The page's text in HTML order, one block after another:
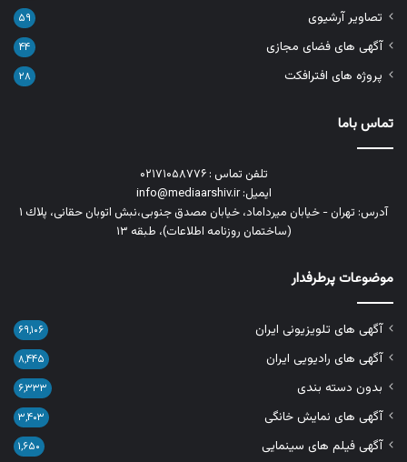
تصاویر آرشیوی ۵۹
آگهی های فضای مجازی ۴۴
پروژه های افترافکت ۲۸
تماس باما
تلفن تماس : ۰۲۱۷۱۰۵۸۷۷۶
ایمیل: info@mediaarshiv.ir
آدرس: تهران - خیابان میرداماد، خیابان مصدق جنوبی،نبش اتوبان حقانی، پلاك ١
(ساختمان روزنامه اطلاعات)، طبقه ۱۳
موضوعات پرطرفدار
آگهی های تلویزیونی ایران ۶۹,۱۰۶
آگهی های رادیویی ایران ۸,۴۴۵
بدون دسته بندی ۶,۳۳۳
آگهی های نمایش خانگی ۳,۴۰۳
آگهی فیلم های سینمایی ۱,۶۵۰